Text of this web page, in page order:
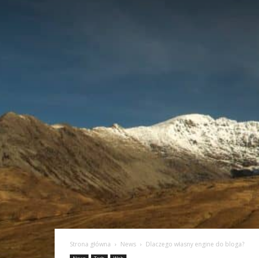
Strona główna News Dlaczego własny engine do bloga?